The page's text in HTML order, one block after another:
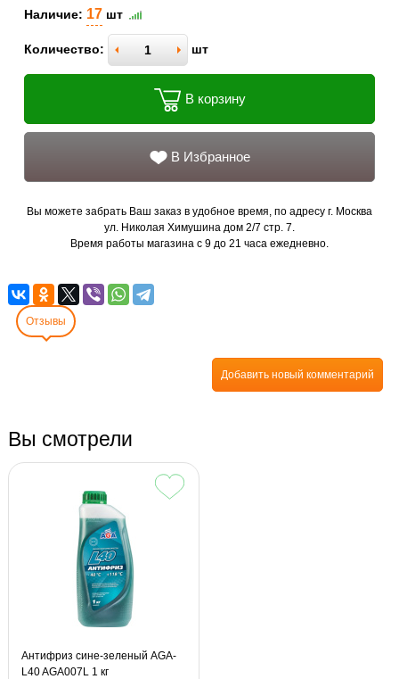
Наличие: 17 шт
Количество: шт
В корзину
В Избранное
Вы можете забрать Ваш заказ в удобное время, по адресу г. Москва
ул. Николая Химушина дом 2/7 стр. 7.
Время работы магазина с 9 до 21 часа ежедневно.
Отзывы
Добавить новый комментарий
Вы смотрели
Антифриз сине-зеленый AGA-
L40 AGA007L 1 кг